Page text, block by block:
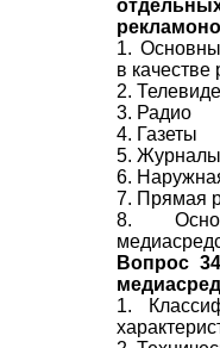
1.
в качестве
2.
3. Радио
4. Газеты
5. Журналы
6.
7. Прямая
8.
Вопрос
1.